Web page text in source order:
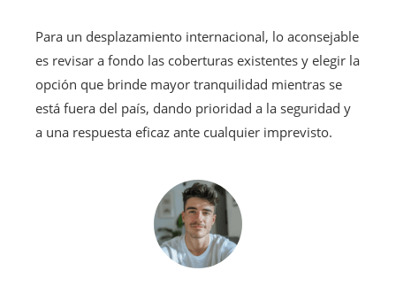
Para un desplazamiento internacional, lo aconsejable
es revisar a fondo las coberturas existentes y elegir la
opción que brinde mayor tranquilidad mientras se
está fuera del país, dando prioridad a la seguridad y
a una respuesta eficaz ante cualquier imprevisto.